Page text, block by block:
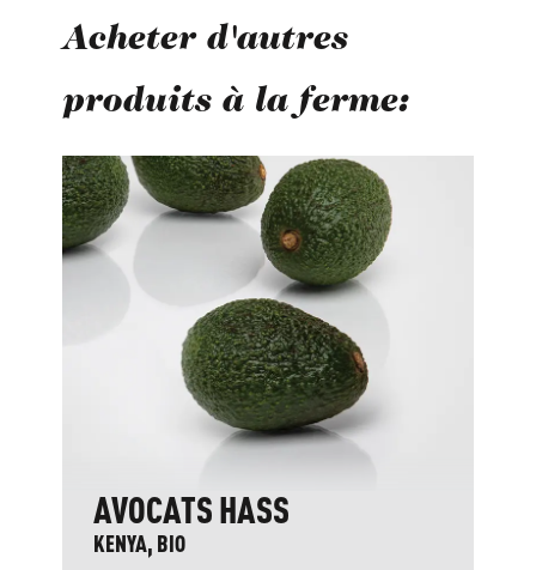
Acheter d'autres
produits à la ferme:
Ignorer la galerie de produits
AVOCATS HASS
KENYA, BIO